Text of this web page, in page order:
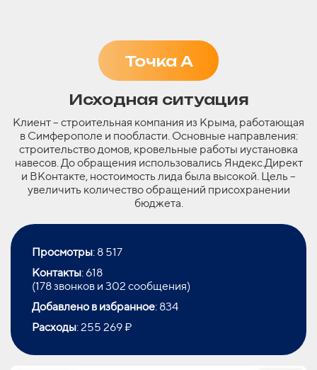
Точка А
Исходная ситуация
Клиент – строительная компания из Крыма, работающая
в Симферополе и пообласти. Основные направления:
строительство домов, кровельные работы иустановка
навесов. До обращения использовались Яндекс.Директ
и ВКонтакте, ностоимость лида была высокой. Цель –
увеличить количество обращений присохранении
бюджета.
Просмотры: 8 517
Контакты: 618
(178 звонков и 302 сообщения)
Добавленов избранное: 834
Расходы: 255 269 ₽